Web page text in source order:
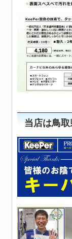
当店は鳥